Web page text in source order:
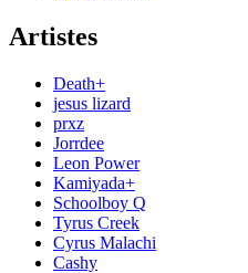
Artistes
Death+
jesus lizard
prxz
Jorrdee
Leon Power
Kamiyada+
Schoolboy Q
Tyrus Creek
Cyrus Malachi
Cashy